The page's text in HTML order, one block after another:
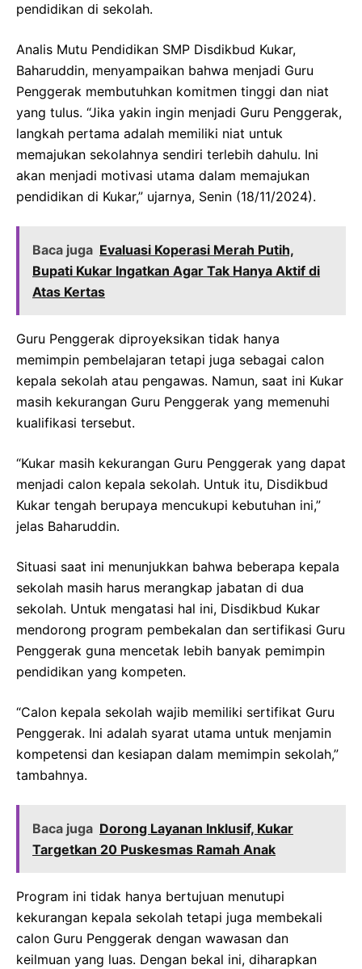
pendidikan di sekolah.
Analis Mutu Pendidikan SMP Disdikbud Kukar,
Baharuddin, menyampaikan bahwa menjadi Guru
Penggerak membutuhkan komitmen tinggi dan niat
yang tulus. “Jika yakin ingin menjadi Guru Penggerak,
langkah pertama adalah memiliki niat untuk
memajukan sekolahnya sendiri terlebih dahulu. Ini
akan menjadi motivasi utama dalam memajukan
pendidikan di Kukar,” ujarnya, Senin (18/11/2024).
Baca juga Evaluasi Koperasi Merah Putih,
Bupati Kukar Ingatkan Agar Tak Hanya Aktif di
Atas Kertas
Guru Penggerak diproyeksikan tidak hanya
memimpin pembelajaran tetapi juga sebagai calon
kepala sekolah atau pengawas. Namun, saat ini Kukar
masih kekurangan Guru Penggerak yang memenuhi
kualifikasi tersebut.
“Kukar masih kekurangan Guru Penggerak yang dapat
menjadi calon kepala sekolah. Untuk itu, Disdikbud
Kukar tengah berupaya mencukupi kebutuhan ini,”
jelas Baharuddin.
Situasi saat ini menunjukkan bahwa beberapa kepala
sekolah masih harus merangkap jabatan di dua
sekolah. Untuk mengatasi hal ini, Disdikbud Kukar
mendorong program pembekalan dan sertifikasi Guru
Penggerak guna mencetak lebih banyak pemimpin
pendidikan yang kompeten.
“Calon kepala sekolah wajib memiliki sertifikat Guru
Penggerak. Ini adalah syarat utama untuk menjamin
kompetensi dan kesiapan dalam memimpin sekolah,”
tambahnya.
Baca juga Dorong Layanan Inklusif, Kukar
Targetkan 20 Puskesmas Ramah Anak
Program ini tidak hanya bertujuan menutupi
kekurangan kepala sekolah tetapi juga membekali
calon Guru Penggerak dengan wawasan dan
keilmuan yang luas. Dengan bekal ini, diharapkan